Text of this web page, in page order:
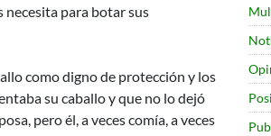
necesita para botar sus
como digno de protección y los
su caballo y que no lo dejó
pero él, a veces comía, a veces